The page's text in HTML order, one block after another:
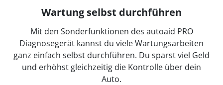
Wartung selbst durchführen
Mit den Sonderfunktionen des autoaid PRO
Diagnosegerät kannst du viele Wartungsarbeiten
ganz einfach selbst durchführen. Du sparst viel Geld
und erhöhst gleichzeitig die Kontrolle über dein
Auto.